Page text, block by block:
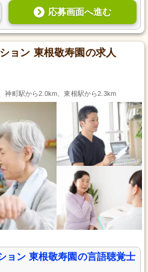
応募画面へ進む
ョン 東根敬寿園の求人
神町駅から2.0km、東根駅から2.3km
ョン 東根敬寿園の言語聴覚士